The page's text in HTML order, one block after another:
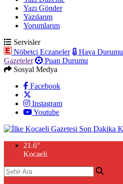
Yazı Gönder
Yazılarım
Yorumlarım
Servisler
Nöbetçi Eczaneler
Hava Durumu
Gazeteler
Puan Durumu
Sosyal Medya
Facebook
Instagram
Youtube
21.6°
Kocaeli